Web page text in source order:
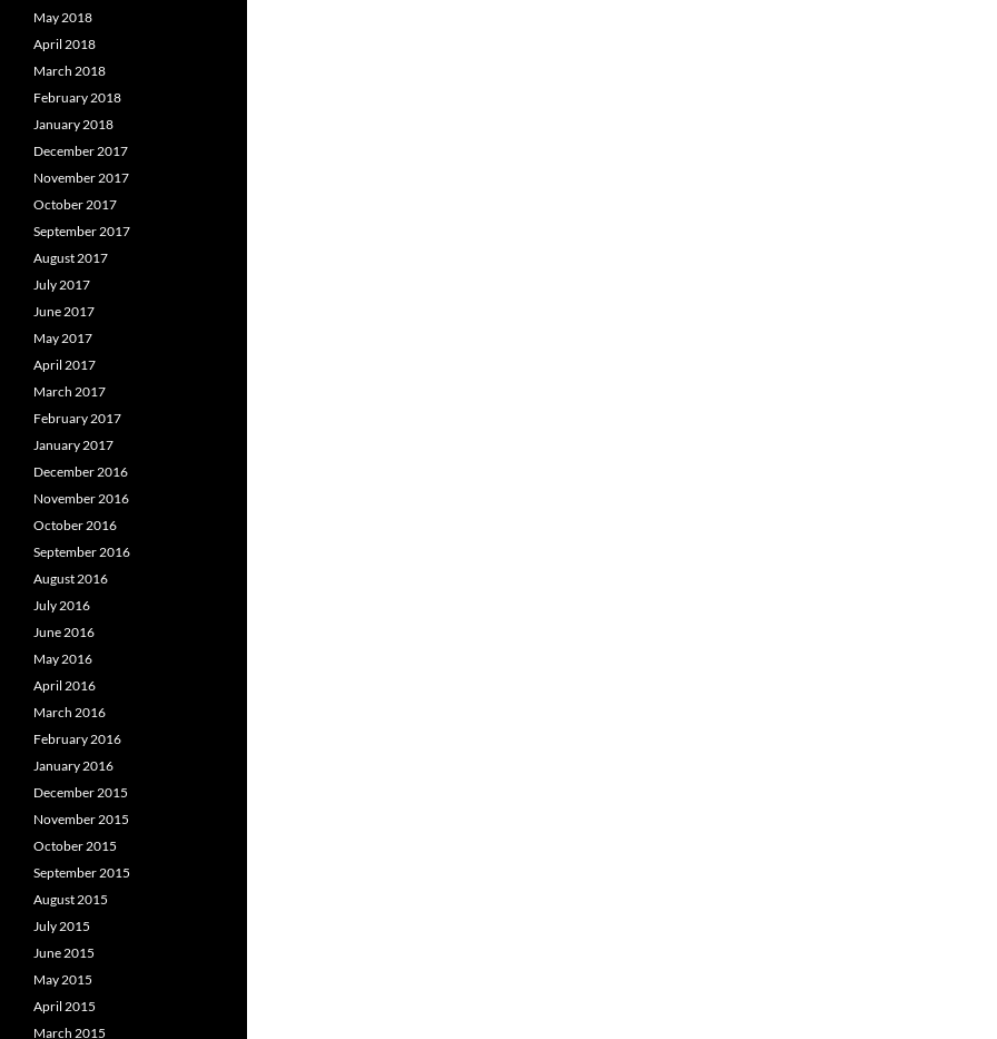
May 2018
April 2018
March 2018
February 2018
January 2018
December 2017
November 2017
October 2017
September 2017
August 2017
July 2017
June 2017
May 2017
April 2017
March 2017
February 2017
January 2017
December 2016
November 2016
October 2016
September 2016
August 2016
July 2016
June 2016
May 2016
April 2016
March 2016
February 2016
January 2016
December 2015
November 2015
October 2015
September 2015
August 2015
July 2015
June 2015
May 2015
April 2015
March 2015